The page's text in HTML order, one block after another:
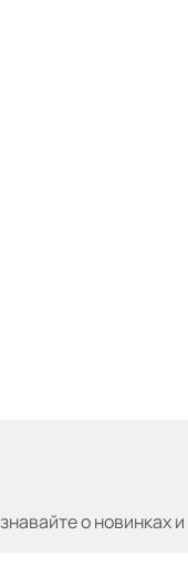
о новинках